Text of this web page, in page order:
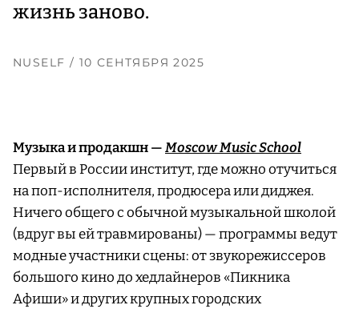
жизнь заново.
NUSELF / 10 СЕНТЯБРЯ 2025
Музыка и продакшн —Moscow Music School
Первый в России институт, где можно отучиться
на поп-исполнителя, продюсера или диджея.
Ничего общего с обычной музыкальной школой
(вдруг вы ей травмированы) — программы ведут
модные участники сцены: от звукорежиссеров
большого кино до хедлайнеров «Пикника
Афиши» и других крупных городских